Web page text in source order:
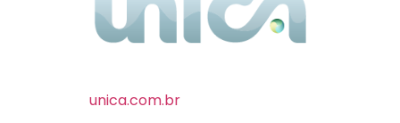
unica.com.br